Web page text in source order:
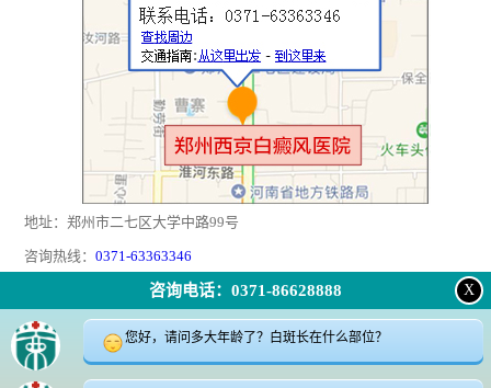
地址：郑州市二七区大学中路99号
咨询热线：0371-63363346
返回顶部|在线问诊|电话咨询|来院路线
24小时咨询电话:0371-63363346
咨询电话：0371-86628888 X
您好，请问多大年龄了？白斑长在什么部位？